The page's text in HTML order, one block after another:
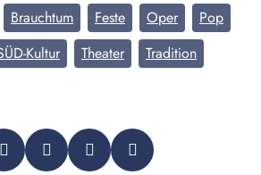
Brauchtum Feste Oper
Pop
Kultur Theater
Tradition